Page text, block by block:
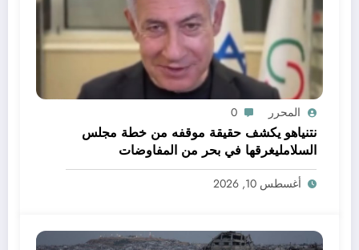
المحرر 0
نتنياهو يكشف حقيقة موقفه من خطة مجلس
السلامليغرقها في بحر من المفاوضات
الماراثونية والعقيمة
أغسطس 10, 2026